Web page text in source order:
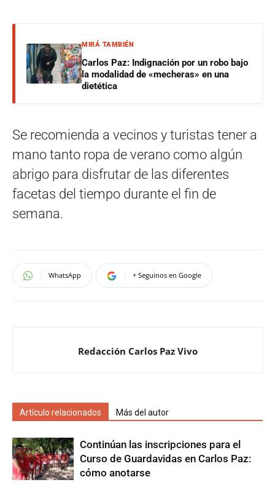
MIRÁ TAMBIÉN
Carlos Paz: Indignación por un robo bajo
la modalidad de «mecheras» en una
dietética
Se recomienda a vecinos y turistas tener a
mano tanto ropa de verano como algún
abrigo para disfrutar de las diferentes
facetas del tiempo durante el fin de
semana.
WhatsApp + Seguinos en Google
Redacción Carlos Paz Vivo
Artículo relacionados Más del autor
Continúan las inscripciones para el
Curso de Guardavidas en Carlos Paz:
cómo anotarse